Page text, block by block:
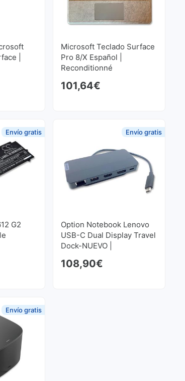
|
Microsoft Teclado Surface
Pro 8/X Español |
Reconditionné
101,64€
G2
Envío gratis
Option Notebook Lenovo
USB-C Dual Display Travel
Dock-NUEVO |
108,90€
Envío gratis
Envío gratis